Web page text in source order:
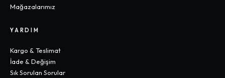
Mağazalarımız
YARDIM
Kargo & Teslimat
İade & Değişim
Sık Sorulan Sorular